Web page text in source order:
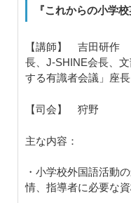
『これからの小学
【講師】 吉田研作
長、J-SHINE会長、
する有識者会議」座長
【司会】 狩野
主な内容：
・小学校外国語活動
情、指導者に必要な資